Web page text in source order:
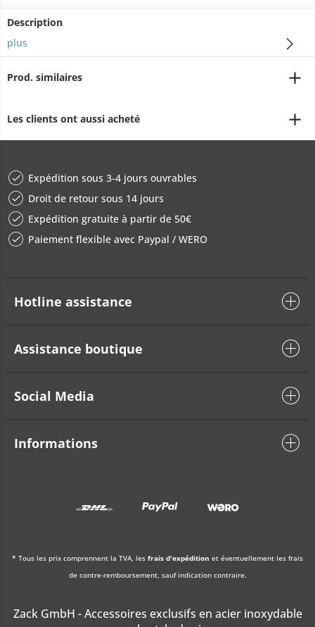
Description
plus
Prod. similaires
Les clients ont aussi acheté
Expédition sous 3-4 jours ouvrables
Droit de retour sous 14 jours
Expédition gratuite à partir de 50€
Paiement flexible avec Paypal / WERO
Hotline assistance
Assistance boutique
Social Media
Informations
* Tous les prix comprennent la TVA, les frais d'expédition et éventuellement les frais
de contre-remboursement, sauf indication contraire.
Zack GmbH - Accessoires exclusifs en acier inoxydable